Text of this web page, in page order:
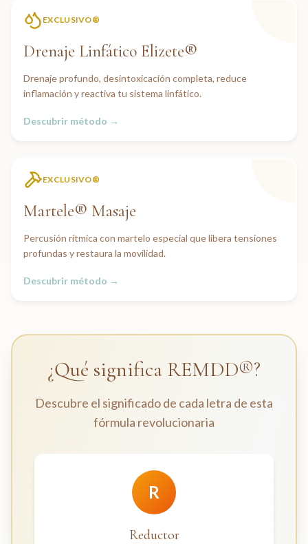
EXCLUSIVO®
Drenaje Linfático Elizete®
Drenaje profundo, desintoxicación completa, reduce
inflamación y reactiva tu sistema linfático.
Descubrir método →
EXCLUSIVO®
Martele® Masaje
Percusión rítmica con martelo especial que libera tensiones
profundas y restaura la movilidad.
Descubrir método →
¿Qué significa REMDD®?
Descubre el significado de cada letra de esta
fórmula revolucionaria
R
Reductor